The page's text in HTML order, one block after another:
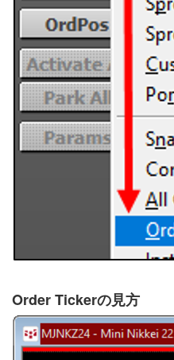
Order Tickerの見方